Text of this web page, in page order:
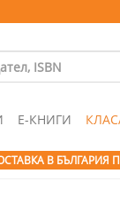
Е-КНИГИ
В БЪЛГАРИЯ